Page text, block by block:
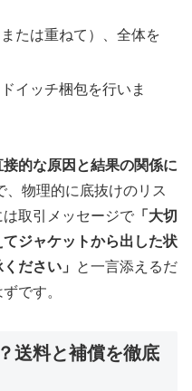
たは重ねて）、全体を
イッチ梱包を行いま
的な原因と結果の関係に
、物理的に底抜けのリス
取引メッセージで 「大切
ジャケットから出した状
ださい」
と一言添えるだ
です。
送料と補償を徹底